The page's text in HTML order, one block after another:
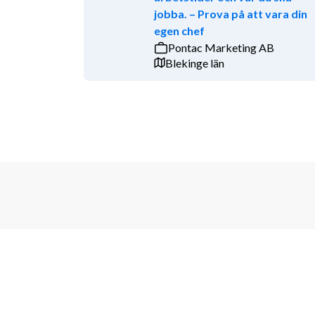
Följ oss på Instagram för att se mer av vad som
http://instagram.com/middlepoi...
jobba. – Prova på att vara din
egen chef
Pontac Marketing AB
Blekinge län